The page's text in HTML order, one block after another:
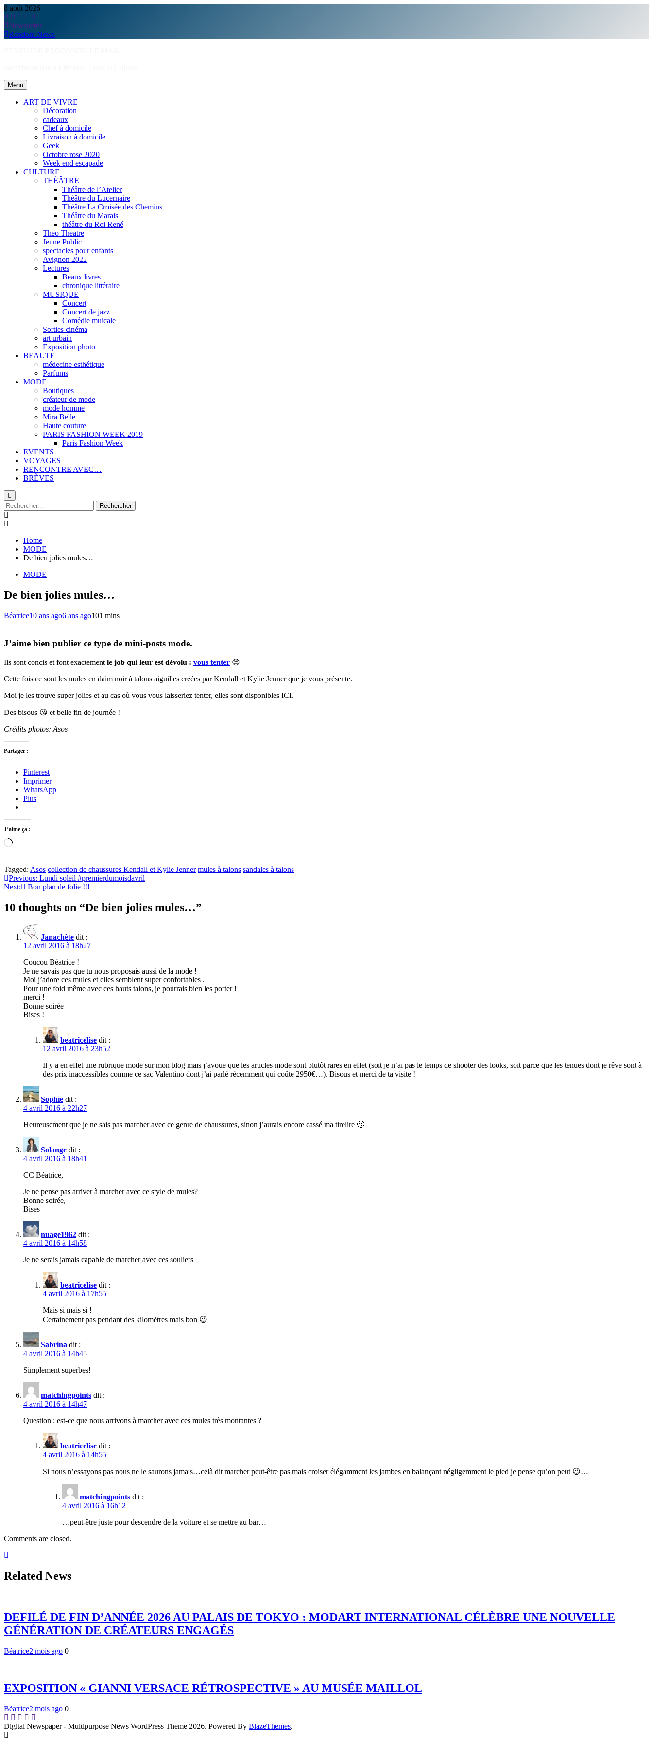
Skip
to
content
8 août 2026
Newsletter
Random News
Menu
ART DE VIVRE
Décoration
cadeaux
Chef à domicile
Livraison à domicile
Geek
Octobre rose 2020
Week end escapade
CULTURE
THÉÂTRE
Théâtre de l’Atelier
Théâtre du Lucernaire
Théâtre La Croisée des Chemins
Théâtre du Marais
théâtre du Roi René
Theo Theatre
Jeune Public
spectacles pour enfants
Avignon 2022
Lectures
Beaux livres
chronique littéraire
MUSIQUE
Concert
Concert de jazz
Comédie muicale
Sorties cinéma
art urbain
Exposition photo
BEAUTE
médecine esthétique
Parfums
MODE
Boutiques
créateur de mode
mode homme
Mira Belle
Haute couture
PARIS FASHION WEEK 2019
Paris Fashion Week
EVENTS
VOYAGES
RENCONTRE AVEC…
BRÈVES
Rechercher :
Home
MODE
De bien jolies mules…
MODE
De bien jolies mules…
Béatrice10 ans ago6 ans ago101 mins
J’aime bien publier ce type de mini-posts mode.
Ils sont concis et font exactement le job qui leur est dévolu : vous tenter 😊
Cette fois ce sont les mules en daim noir à talons aiguilles créées par Kendall et Kylie Jenner que je vous présente.
Moi je les trouve super jolies et au cas où vous vous laisseriez tenter, elles sont disponibles ICI.
Des bisous 😘 et belle fin de journée !
Crédits photos: Asos
Partager :
Pinterest
Imprimer
WhatsApp
Plus
J’aime ça :
Chargement…
Tagged: Asos collection de chaussures Kendall et Kylie Jenner mules à talons sandales à talons
Navigation
de
l’article
Previous: Lundi soleil #premierdumoisdavril
Next:
Bon plan de folie !!!
10 thoughts on “De bien jolies mules…”
Janachète dit :
12 avril 2016 à 18h27
Coucou Béatrice !
Je ne savais pas que tu nous proposais aussi de la mode !
Moi j’adore ces mules et elles semblent super confortables .
Pour une foid même avec ces hauts talons, je pourrais bien les porter !
merci !
Bonne soirée
Bises !
beatricelise dit :
12 avril 2016 à 23h52
Il y a en effet une rubrique mode sur mon blog mais j’avoue que les articles mode sont plutôt rares en effet (soit je n’ai pas le temps de shooter des looks, soit parce que les tenues dont je rêve sont à
des prix inaccessibles comme ce sac Valentino dont j’ai parlé récemment qui coûte 2950€…). Bisous et merci de ta visite !
Sophie dit :
4 avril 2016 à 22h27
Heureusement que je ne sais pas marcher avec ce genre de chaussures, sinon j’aurais encore cassé ma tirelire 🙂
Solange dit :
4 avril 2016 à 18h41
CC Béatrice,
Je ne pense pas arriver à marcher avec ce style de mules?
Bonne soirée,
Bises
nuage1962 dit :
4 avril 2016 à 14h58
Je ne serais jamais capable de marcher avec ces souliers
beatricelise dit :
4 avril 2016 à 17h55
Mais si mais si !
Certainement pas pendant des kilomètres mais bon 😉
Sabrina dit :
4 avril 2016 à 14h45
Simplement superbes!
matchingpoints dit :
4 avril 2016 à 14h47
Question : est-ce que nous arrivons à marcher avec ces mules très montantes ?
beatricelise dit :
4 avril 2016 à 14h55
Si nous n’essayons pas nous ne le saurons jamais…celà dit marcher peut-être pas mais croiser élégamment les jambes en balançant négligemment le pied je pense qu’on peut 😉…
matchingpoints dit :
4 avril 2016 à 16h12
…peut-être juste pour descendre de la voiture et se mettre au bar…
Comments are closed.
Related News
DEFILÉ DE FIN D’ANNÉE 2026 AU PALAIS DE TOKYO : MODART INTERNATIONAL CÉLÈBRE UNE NOUVELLE
GÉNÉRATION DE CRÉATEURS ENGAGÉS
Béatrice2 mois ago 0
EXPOSITION « GIANNI VERSACE RÉTROSPECTIVE » AU MUSÉE MAILLOL
Béatrice2 mois ago 0
Digital Newspaper - Multipurpose News WordPress Theme 2026. Powered By BlazeThemes.